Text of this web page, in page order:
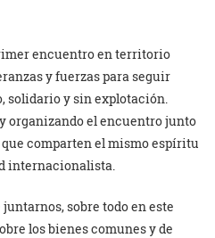
encuentro en territorio
y fuerzas para seguir
solidario y sin explotación.
organizando el encuentro junto
comparten el mismo espíritu
internacionalista.
sobre todo en este
los bienes comunes y de